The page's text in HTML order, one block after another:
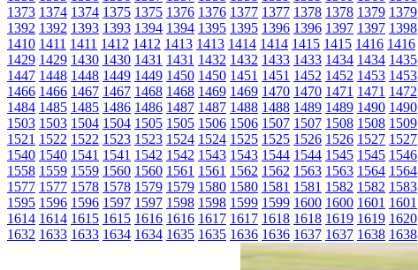
1373 1374 1374 1375 1375 1376 1376 1377 1377 1378 1378 1379 1379
1392 1392 1393 1393 1394 1394 1395 1395 1396 1396 1397 1397 1398
1410 1411 1411 1412 1412 1413 1413 1414 1414 1415 1415 1416 1416
1429 1429 1430 1430 1431 1431 1432 1432 1433 1433 1434 1434 1435
1447 1448 1448 1449 1449 1450 1450 1451 1451 1452 1452 1453 1453
1466 1466 1467 1467 1468 1468 1469 1469 1470 1470 1471 1471 1472
1484 1485 1485 1486 1486 1487 1487 1488 1488 1489 1489 1490 1490
1503 1503 1504 1504 1505 1505 1506 1506 1507 1507 1508 1508 1509
1521 1522 1522 1523 1523 1524 1524 1525 1525 1526 1526 1527 1527
1540 1540 1541 1541 1542 1542 1543 1543 1544 1544 1545 1545 1546
1558 1559 1559 1560 1560 1561 1561 1562 1562 1563 1563 1564 1564
1577 1577 1578 1578 1579 1579 1580 1580 1581 1581 1582 1582 1583
1595 1596 1596 1597 1597 1598 1598 1599 1599 1600 1600 1601 1601
1614 1614 1615 1615 1616 1616 1617 1617 1618 1618 1619 1619 1620
1632 1633 1633 1634 1634 1635 1635 1636 1636 1637 1637 1638 1638